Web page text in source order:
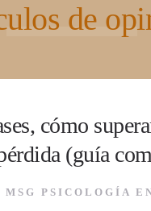
de
cómo
(guía
MSG PSICOLOGÍA